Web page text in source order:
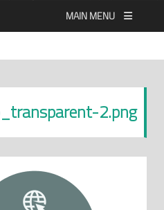
MAIN MENU
2.png